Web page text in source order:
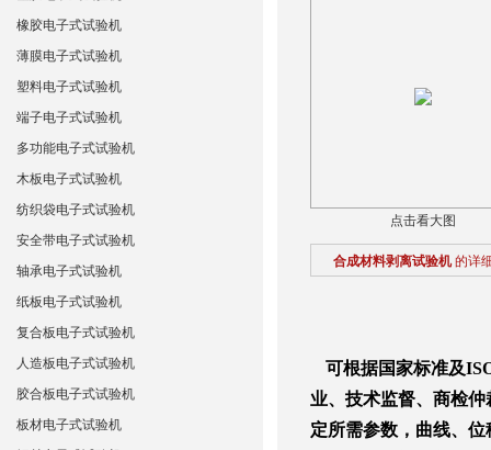
点击看大图
合成材料剥离试验机 的详
可根据国家标准及
业、技术监督、商检
定所需参数，曲线、
橡胶电子式试验机
薄膜电子式试验机
塑料电子式试验机
端子电子式试验机
多功能电子式试验机
木板电子式试验机
纺织袋电子式试验机
安全带电子式试验机
轴承电子式试验机
纸板电子式试验机
复合板电子式试验机
人造板电子式试验机
胶合板电子式试验机
板材电子式试验机